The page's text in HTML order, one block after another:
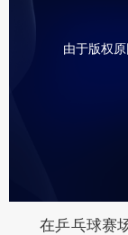
由于版权
在乒乓球赛场